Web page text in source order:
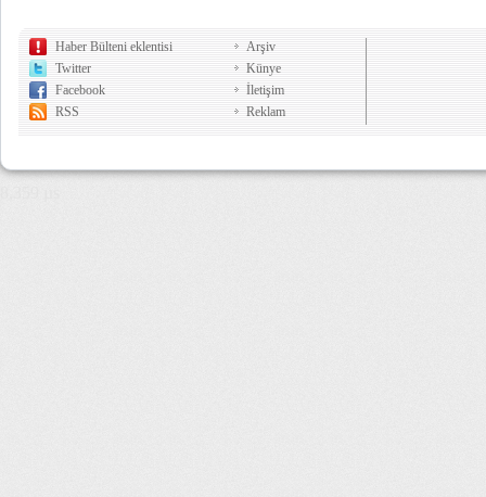
Haber Bülteni eklentisi
Twitter
Facebook
RSS
Arşiv
Künye
İletişim
Reklam